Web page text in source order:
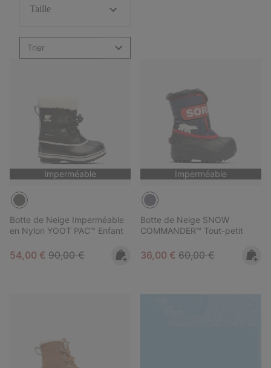
Taille
Trier
Imperméable
Botte de Neige Imperméable
en Nylon YOOT PAC™ Enfant
Sale price:
54,00 € Regular price:
90,00 €
Imperméable
Botte de Neige SNOW
COMMANDER™ Tout-petit
Sale price:
36,00 € Regular price:
60,00 €